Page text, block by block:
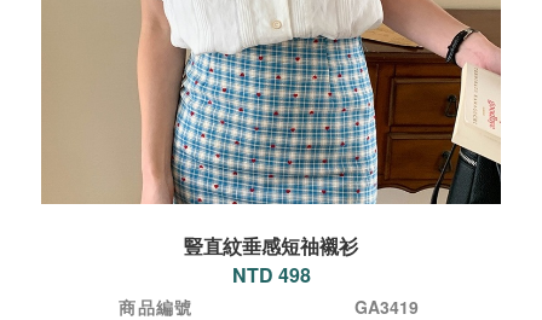
豎直紋垂感短䄂襯衫
NTD 498
商品編號
GA3419